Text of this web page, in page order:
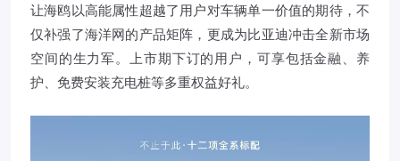
让海鸥以高能属性超越了用户对车辆单一价值的期待，不
仅补强了海洋网的产品矩阵，更成为比亚迪冲击全新市场
空间的生力军。上市期下订的用户，可享包括金融、养
护、免费安装充电桩等多重权益好礼。